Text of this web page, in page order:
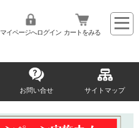
マイページへログイン カートをみる
お問い合せ サイトマップ